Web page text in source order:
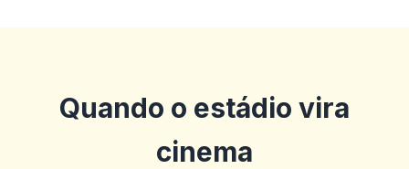
Quando o estádio vira
cinema